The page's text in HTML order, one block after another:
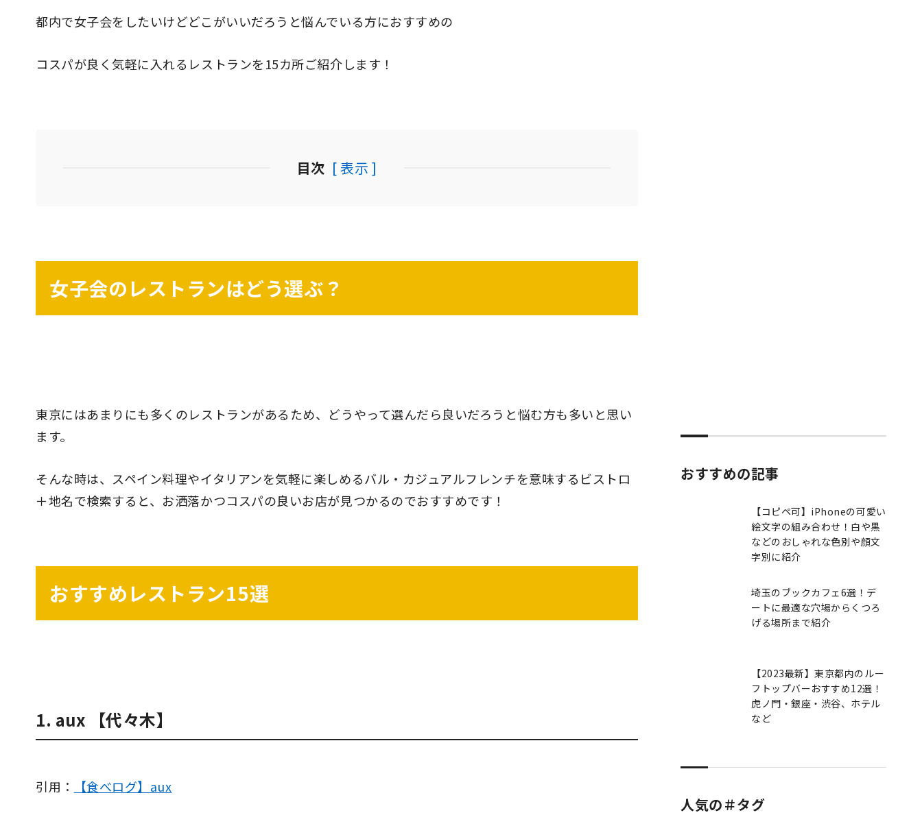
都内で女子会をしたいけどどこがいいだろうと悩んでいる方におすすめの
コスパが良く気軽に入れるレストランを15カ所ご紹介します！
目次 [ 表示 ]
女子会のレストランはどう選ぶ？
東京にはあまりにも多くのレストランがあるため、どうやって選んだら良いだろうと悩む方も多いと思い
ます。
そんな時は、スペイン料理やイタリアンを気軽に楽しめるバル・カジュアルフレンチを意味するビストロ
＋地名で検索すると、お洒落かつコスパの良いお店が見つかるのでおすすめです！
おすすめレストラン15選
1. aux 【代々木】
引用： 【食べログ】aux
おすすめの記事
【コピペ可】iPhoneの可愛い
絵文字の組み合わせ！白や黒
などのおしゃれな色別や顔文
字別に紹介
埼玉のブックカフェ6選！デ
ートに最適な穴場からくつろ
げる場所まで紹介
【2023最新】東京都内のルー
フトップバーおすすめ12選！
虎ノ門・銀座・渋谷、ホテル
など
人気の＃タグ